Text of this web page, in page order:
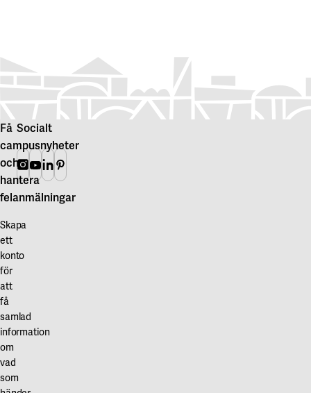
Få
campusnyheter
och
hantera
felanmälningar
Skapa
ett
konto
för
att
få
samlad
information
om
vad
som
Socialt
Instagram
Youtube
Linkedin
Pinterest